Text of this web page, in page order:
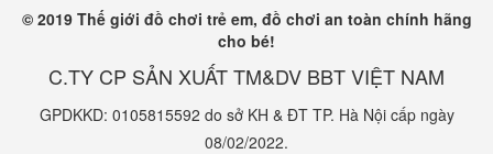
Đồ chơi xếp hình nam châm cho bé tại babycuatoi.vn đã qua
Mẹ yên tâm lựa chọn
© 2019 Thế giới đồ chơi trẻ em, đồ chơi an toàn chính hãng
cho bé!
C.TY CP SẢN XUẤT TM&DV BBT VIỆT NAM
GPDKKD: 0105815592 do sở KH & ĐT TP. Hà Nội cấp ngày
08/02/2022.